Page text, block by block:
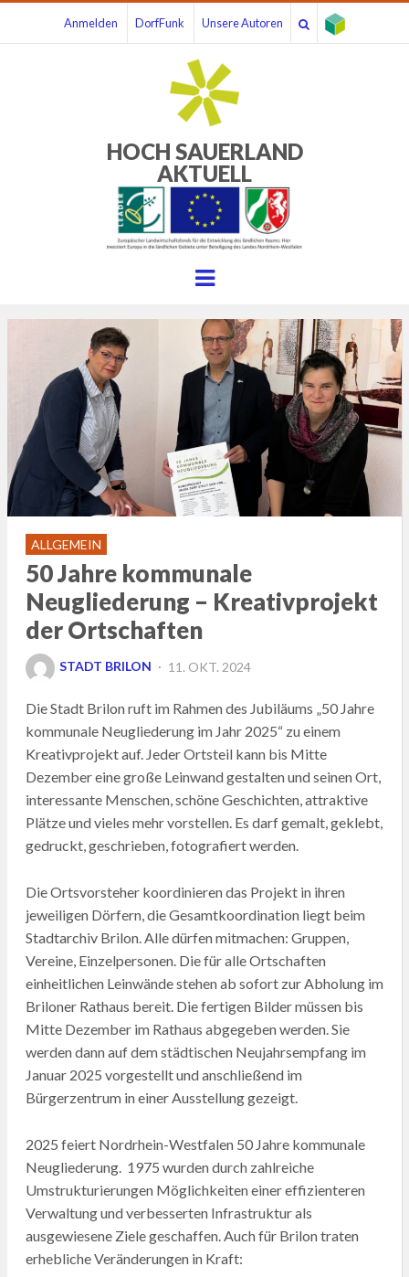
Anmelden DorfFunk Unsere Autoren
HOCH SAUERLAND
AKTUELL
Menu
ALLGEMEIN
50 Jahre kommunale
Neugliederung – Kreativprojekt
der Ortschaften
STADT BRILON
POSTED
11. OKT. 2024
Die Stadt Brilon ruft im Rahmen des Jubiläums „50 Jahre
kommunale Neugliederung im Jahr 2025“ zu einem
Kreativprojekt auf. Jeder Ortsteil kann bis Mitte
Dezember eine große Leinwand gestalten und seinen Ort,
interessante Menschen, schöne Geschichten, attraktive
Plätze und vieles mehr vorstellen. Es darf gemalt, geklebt,
gedruckt, geschrieben, fotografiert werden.
Die Ortsvorsteher koordinieren das Projekt in ihren
jeweiligen Dörfern, die Gesamtkoordination liegt beim
Stadtarchiv Brilon. Alle dürfen mitmachen: Gruppen,
Vereine, Einzelpersonen. Die für alle Ortschaften
einheitlichen Leinwände stehen ab sofort zur Abholung im
Briloner Rathaus bereit. Die fertigen Bilder müssen bis
Mitte Dezember im Rathaus abgegeben werden. Sie
werden dann auf dem städtischen Neujahrsempfang im
Januar 2025 vorgestellt und anschließend im
Bürgerzentrum in einer Ausstellung gezeigt.
2025 feiert Nordrhein-Westfalen 50 Jahre kommunale
Neugliederung. 1975 wurden durch zahlreiche
Umstrukturierungen Möglichkeiten einer effizienteren
Verwaltung und verbesserten Infrastruktur als
ausgewiesene Ziele geschaffen. Auch für Brilon traten
erhebliche Veränderungen in Kraft: